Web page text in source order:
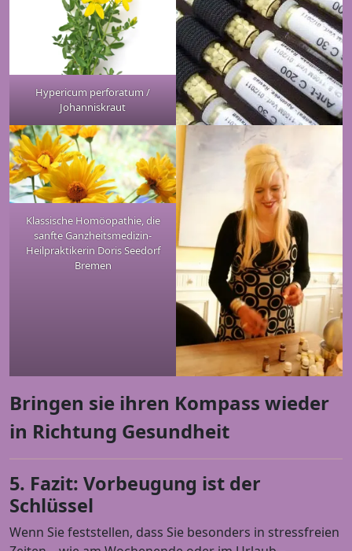
Hypericum perforatum /
Johanniskraut
Klassische Homöopathie, die
sanfte Ganzheitsmedizin-
Heilpraktikerin Doris Seedorf
Bremen
Bringen sie ihren Kompass wieder
in Richtung Gesundheit
5. Fazit: Vorbeugung ist der
Schlüssel
Wenn Sie feststellen, dass Sie besonders in stressfreien